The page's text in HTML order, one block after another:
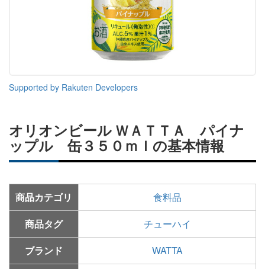
Supported by Rakuten Developers
オリオンビール ＷＡＴＴＡ パイナ
ップル 缶３５０ｍｌの基本情報
商品カテゴリ
食料品
商品タグ
チューハイ
ブランド
WATTA